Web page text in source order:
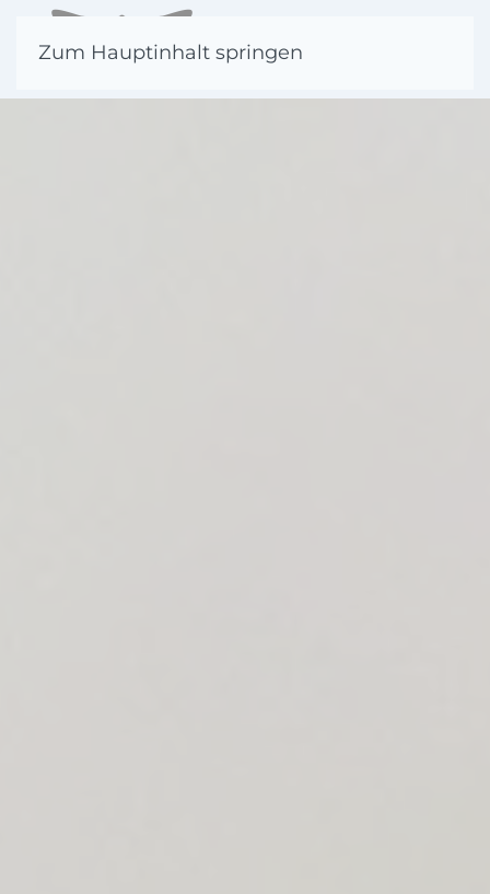
Zum Hauptinhalt springen